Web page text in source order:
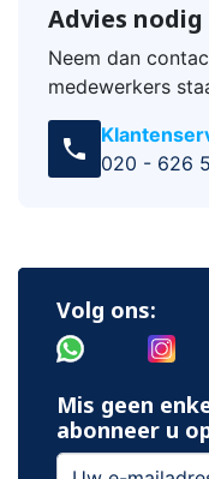
Advies
Neem dan
medewerkers
call
020 - 626
Volg ons:
Mis geen
abonneer u